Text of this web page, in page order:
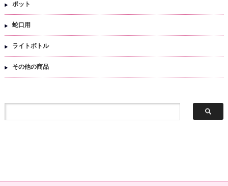
ポット
蛇口用
ライトボトル
その他の商品